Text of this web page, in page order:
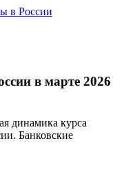
в России
в марте 2026
динамика курса
Банковские